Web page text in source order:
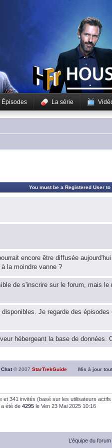
Épisodes La série
You must be a Registered User
encore être diffusée
la moindre vanne ?
de s'inscrire sur le forum, mais
Je regarde des épisodes
hébergeant la base de données.
une année 2021 plus belle que
des épisodes issus des
© 2007 StarTrekGuide Mis à jour
et 341 invités (basé sur les utilisateurs
a été de 4295 le Ven 23 Mai 2025 10:16
L’équipe du forum